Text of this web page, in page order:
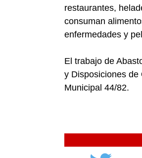
restaurantes,
consuman
enfermedades y
El trabajo de
y Disposiciones de
Municipal 44/82.